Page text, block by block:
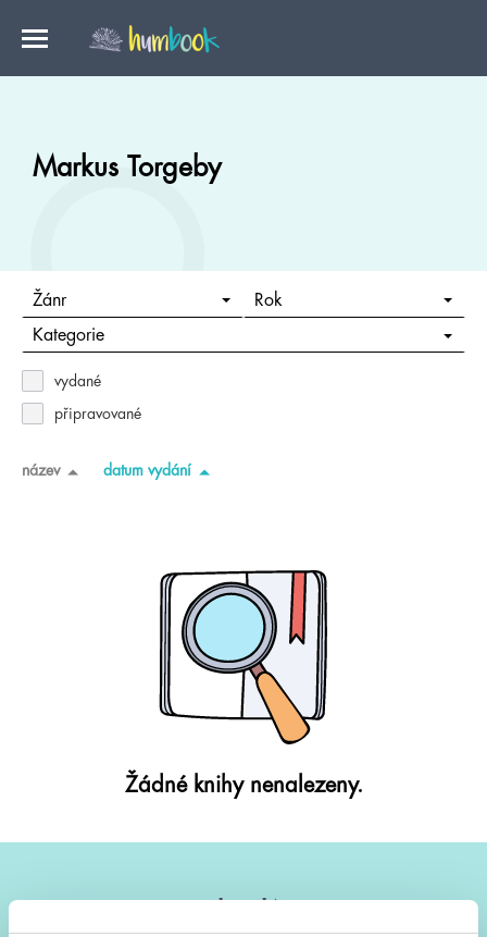
Markus Torgeby
Žánr Rok
Kategorie
vydané
připravované
název datum vydání
Žádné knihy nenalezeny.